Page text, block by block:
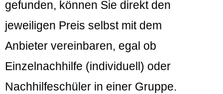
gefunden, können Sie direkt den
jeweiligen Preis selbst mit dem
Anbieter vereinbaren, egal ob
Einzelnachhilfe (individuell) oder
Nachhilfeschüler in einer Gruppe.